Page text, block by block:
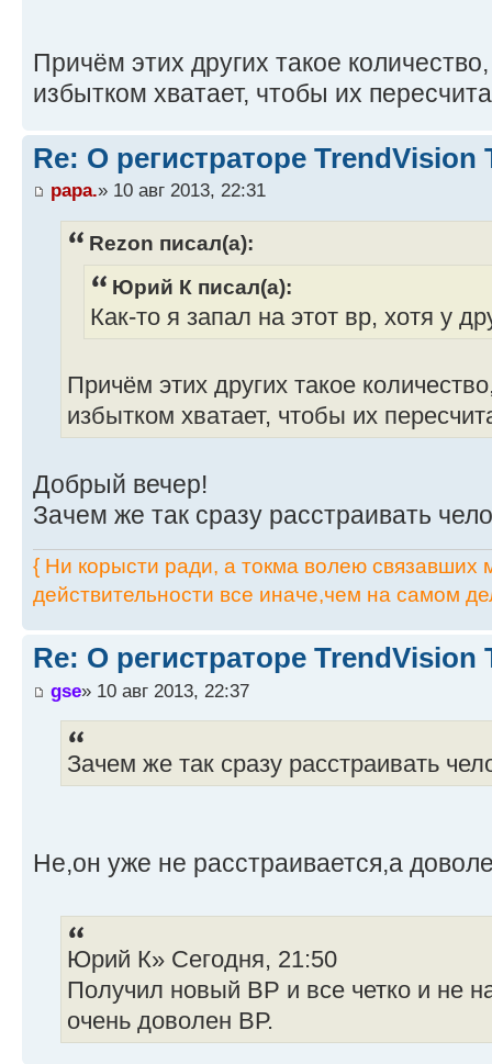
Причём этих других такое
избытком хватает, чтобы их
Re: О регистраторе TrendVision
papa.» 10 авг 2013, 22:31
Rezon писал(а):
Юрий К писал(а):
Как-то я запал на этот вр, хотя у
Причём этих других такое
избытком хватает, чтобы их
Добрый вечер!
Зачем же так сразу расстраивать
{ Ни корысти ради, а токма волею связавших
действительности все иначе,чем на самом
Re: О регистраторе TrendVision
gse» 10 авг 2013, 22:37
Зачем же так сразу расстраивать
Не,он уже не расстраивается,а
Юрий К» Сегодня, 21:50
Получил новый ВР и все четко и не
очень доволен ВР.